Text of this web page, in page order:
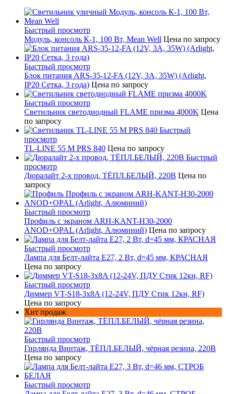
Быстрый просмотр
Модуль, консоль К-1, 100 Вт, Mean Well Цена по запросу
Быстрый просмотр
Блок питания ARS-35-12-FA (12V, 3A, 35W) (Arlight,
IP20 Сетка, 3 года) Цена по запросу
Быстрый просмотр
Светильник светодиодный FLAME призма 4000K Цена
по запросу
Быстрый
просмотр
TL-LINE 55 M PRS 840 Цена по запросу
Быстрый
просмотр
Дюралайт 2-х провод, ТЁПЛ.БЕЛЫЙ, 220В Цена по
запросу
Быстрый просмотр
Профиль с экраном ARH-KANT-H30-2000
ANOD+OPAL (Arlight, Алюминий) Цена по запросу
Быстрый просмотр
Лампа для Белт-лайта Е27, 2 Вт, d=45 мм, КРАСНАЯ
Цена по запросу
Быстрый просмотр
Диммер VT-S18-3x8A (12-24V, ПДУ Стик 12кн, RF)
Цена по запросу
Хит продаж
Быстрый просмотр
Гирлянда Винтаж, ТЁПЛ.БЕЛЫЙ, чёрная резина, 220В
Цена по запросу
Быстрый просмотр